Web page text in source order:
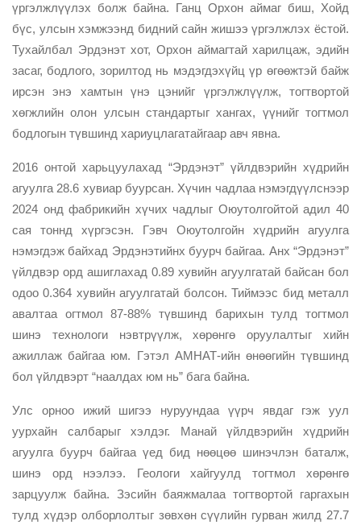
үргэлжлүүлэх болж байна. Ганц Орхон аймаг биш, Хойд
бүс, улсын хэмжээнд бидний сайн жишээ үргэлжлэх ёстой.
Тухайлбал Эрдэнэт хот, Орхон аймагтай харилцаж, эдийн
засаг, бодлого, зорилтод нь мэдэгдэхүйц үр өгөөжтэй байж
ирсэн энэ хамтын үнэ цэнийг үргэлжлүүлж, тогтвортой
хөгжлийн олон улсын стандартыг хангах, үүнийг тогтмол
бодлогын түвшинд хариуцлагатайгаар авч явна.
2016 онтой харьцуулахад “Эрдэнэт” үйлдвэрийн хүдрийн
агуулга 28.6 хувиар буурсан. Хүчин чадлаа нэмэгдүүлснээр
2024 онд фабрикийн хүчих чадлыг Оюутолгойтой адил 40
сая тоннд хүргэсэн. Гэвч Оюутолгойн хүдрийн агуулга
нэмэгдэж байхад Эрдэнэтийнх буурч байгаа. Анх “Эрдэнэт”
үйлдвэр орд ашиглахад 0.89 хувийн агуулгатай байсан бол
одоо 0.364 хувийн агуулгатай болсон. Тиймээс бид металл
авалтаа огтмол 87-88% түвшинд барихын тулд тогтмол
шинэ технологи нэвтрүүлж, хөрөнгө оруулалтыг хийн
ажиллаж байгаа юм. Гэтэл АМНАТ-ийн өнөөгийн түвшинд
бол үйлдвэрт “наалдах юм нь” бага байна.
Улс орноо ижий шигээ нуруундаа үүрч явдаг гэж уул
уурхайн салбарыг хэлдэг. Манай үйлдвэрийн хүдрийн
агуулга буурч байгаа үед бид нөөцөө шинэчлэн баталж,
шинэ орд нээлээ. Геологи хайгуулд тогтмол хөрөнгө
зарцуулж байна. Зэсийн баяжмалаа тогтвортой гаргахын
тулд хүдэр олборлолтыг зөвхөн сүүлийн гурван жилд 27.7